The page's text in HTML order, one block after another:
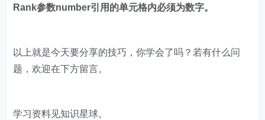
Rank参数number引用的单元格内必须为数字。
以上就是今天要分享的技巧，你学会了吗？若有什么问
题，欢迎在下方留言。
学习资料见知识星球。